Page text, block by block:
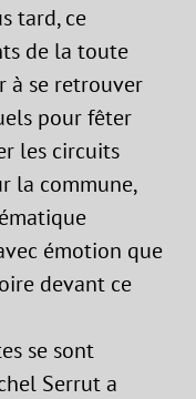
tard, ce
de la toute
à se retrouver
pour fêter
les circuits
la commune,
émotion que
devant ce
se sont
Serrut a